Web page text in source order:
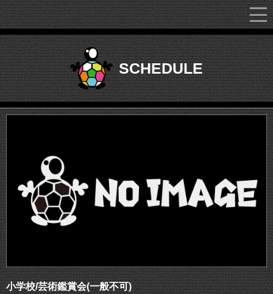
SCHEDULE
小学校/芸術鑑賞会(一般不可)